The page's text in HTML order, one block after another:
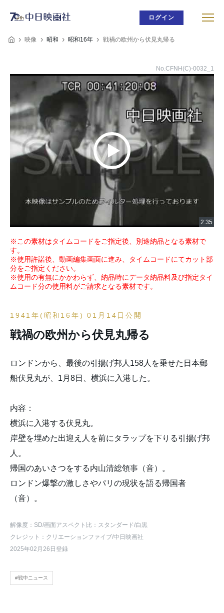
ログイン
映像 昭和 昭和16年 戦禍の欧州から伏見丸帰る
No.CFNH(C)-0032_1
※この素材はタイムコードをご指定後、別途納品となる素材で
す。
※使用許諾後、動画編集画面に進み、タイムコードにてカット部
分をご指定ください。
※使用の有無にかかわらず、納品時にデータ納品料及び指定タイ
ムコード分の使用料がご請求となる素材です。
1941年(昭和16年) 01月14日公開
戦禍の欧州から伏見丸帰る
ロンドンから、最後の引揚げ邦人158人を乗せた日本郵
船伏見丸が、1月8日、横浜に入港した。
内容：
横浜に入港する伏見丸。
岸壁を埋めた出迎え人を前にタラップを下りる引揚げ邦
人。
帰国のあいさつをする内山清総領事（音）。
ロンドン爆撃の激しさやパリの現状を語る帰国者
（音）。
解像度：SD/画面アスペクト比：スタンダード/白黒
クレジット：クリエーションファイブ/中日映画社
2025年02月26日登録
#戦中ニュース